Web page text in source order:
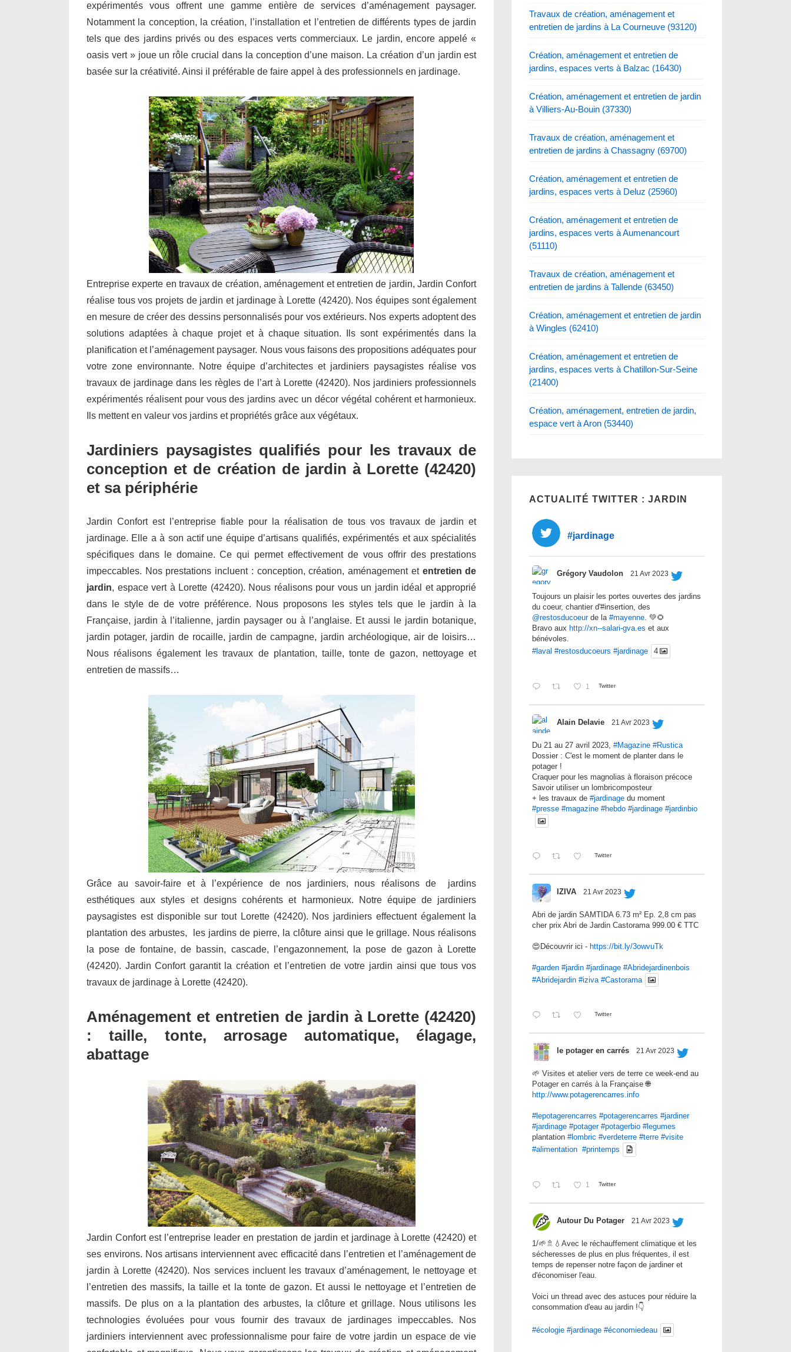
expérimentés vous offrent une gamme entière de services d’aménagement paysager.
Notamment la conception, la création, l’installation et l’entretien de différents types de jardin
tels que des jardins privés ou des espaces verts commerciaux. Le jardin, encore appelé «
oasis vert » joue un rôle crucial dans la conception d’une maison. La création d’un jardin est
basée sur la créativité. Ainsi il préférable de faire appel à des professionnels en jardinage.
Entreprise experte en travaux de création, aménagement et entretien de jardin, Jardin Confort
réalise tous vos projets de jardin et jardinage à Lorette (42420). Nos équipes sont également
en mesure de créer des dessins personnalisés pour vos extérieurs. Nos experts adoptent des
solutions adaptées à chaque projet et à chaque situation. Ils sont expérimentés dans la
planification et l’aménagement paysager. Nous vous faisons des propositions adéquates pour
votre zone environnante. Notre équipe d’architectes et jardiniers paysagistes réalise vos
travaux de jardinage dans les règles de l’art à Lorette (42420). Nos jardiniers professionnels
expérimentés réalisent pour vous des jardins avec un décor végétal cohérent et harmonieux.
Ils mettent en valeur vos jardins et propriétés grâce aux végétaux.
Jardiniers paysagistes qualifiés pour les travaux de
conception et de création de jardin à Lorette (42420)
et sa périphérie
Jardin Confort est l’entreprise fiable pour la réalisation de tous vos travaux de jardin et
jardinage. Elle a à son actif une équipe d’artisans qualifiés, expérimentés et aux spécialités
spécifiques dans le domaine. Ce qui permet effectivement de vous offrir des prestations
impeccables. Nos prestations incluent : conception, création, aménagement et entretien de
jardin, espace vert à Lorette (42420). Nous réalisons pour vous un jardin idéal et approprié
dans le style de de votre préférence. Nous proposons les styles tels que le jardin à la
Française, jardin à l’italienne, jardin paysager ou à l’anglaise. Et aussi le jardin botanique,
jardin potager, jardin de rocaille, jardin de campagne, jardin archéologique, air de loisirs…
Nous réalisons également les travaux de plantation, taille, tonte de gazon, nettoyage et
entretien de massifs…
Grâce au savoir-faire et à l’expérience de nos jardiniers, nous réalisons de jardins
esthétiques aux styles et designs cohérents et harmonieux. Notre équipe de jardiniers
paysagistes est disponible sur tout Lorette (42420). Nos jardiniers effectuent également la
plantation des arbustes, les jardins de pierre, la clôture ainsi que le grillage. Nous réalisons
la pose de fontaine, de bassin, cascade, l’engazonnement, la pose de gazon à Lorette
(42420). Jardin Confort garantit la création et l’entretien de votre jardin ainsi que tous vos
travaux de jardinage à Lorette (42420).
Aménagement et entretien de jardin à Lorette (42420)
: taille, tonte, arrosage automatique, élagage,
abattage
Jardin Confort est l’entreprise leader en prestation de jardin et jardinage à Lorette (42420) et
ses environs. Nos artisans interviennent avec efficacité dans l’entretien et l’aménagement de
jardin à Lorette (42420). Nos services incluent les travaux d’aménagement, le nettoyage et
l’entretien des massifs, la taille et la tonte de gazon. Et aussi le nettoyage et l’entretien de
massifs. De plus on a la plantation des arbustes, la clôture et grillage. Nous utilisons les
technologies évoluées pour vous fournir des travaux de jardinages impeccables. Nos
jardiniers interviennent avec professionnalisme pour faire de votre jardin un espace de vie
Travaux de création, aménagement et
entretien de jardins à La Courneuve (93120)
Création, aménagement et entretien de
jardins, espaces verts à Balzac (16430)
Création, aménagement et entretien de jardin
à Villiers-Au-Bouin (37330)
Travaux de création, aménagement et
entretien de jardins à Chassagny (69700)
Création, aménagement et entretien de
jardins, espaces verts à Deluz (25960)
Création, aménagement et entretien de
jardins, espaces verts à Aumenancourt
(51110)
Travaux de création, aménagement et
entretien de jardins à Tallende (63450)
Création, aménagement et entretien de jardin
à Wingles (62410)
Création, aménagement et entretien de
jardins, espaces verts à Chatillon-Sur-Seine
(21400)
Création, aménagement, entretien de jardin,
espace vert à Aron (53440)
ACTUALITÉ TWITTER : JARDIN
#jardinage
Grégory Vaudolon 21 Avr 2023
Toujours un plaisir les portes ouvertes des jardins
du coeur, chantier d'#insertion, des
@restosducoeurde la#mayenne. 💚🌻
Bravo aux http://xn--salari-gva.es et aux
bénévoles.
#laval #restosducoeurs #jardinage 4
1 Twitter
Alain Delavie 21 Avr 2023
Du 21 au 27 avril 2023,#Magazine #Rustica
Dossier : C'est le moment de planter dans le
potager !
Craquer pour les magnolias à floraison précoce
Savoir utiliser un lombricomposteur
+ les travaux de#jardinage du moment
#presse #magazine #hebdo #jardinage #jardinbio
Twitter
IZIVA 21 Avr 2023
Abri de jardin SAMTIDA 6.73 m² Ep. 2,8 cm pas
cher prix Abri de Jardin Castorama 999.00 € TTC
😍Découvrir ici - https://bit.ly/3owvuTk
#garden #jardin #jardinage #Abridejardinenbois
#Abridejardin #iziva #Castorama
Twitter
le potager en carrés 21 Avr 2023
🌱 Visites et atelier vers de terre ce week-end au
Potager en carrés à la Française 🌐
http://www.potagerencarres.info
#lepotagerencarres #potagerencarres #jardiner
#jardinage #potager #potagerbio #legumes
plantation#lombric #verdeterre #terre #visite
#alimentation #printemps
1 Twitter
Autour Du Potager 21 Avr 2023
1/🌱🚿💧Avec le réchauffement climatique et les
sécheresses de plus en plus fréquentes, il est
temps de repenser notre façon de jardiner et
d'économiser l'eau.
Voici un thread avec des astuces pour réduire la
consommation d'eau au jardin !👇
#écologie #jardinage #économiedeau